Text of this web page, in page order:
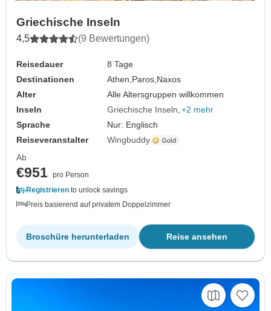
Griechische Inseln
4,5 (9 Bewertungen)
Reisedauer
8 Tage
Destinationen
Athen,Paros,Naxos
Alter
Alle Altersgruppen willkommen
Inseln
Griechische Inseln +2 mehr
Sprache
Nur: Englisch
Reiseveranstalter
Wingbuddy
Ab
€951 pro Person
Registrieren to unlock savings
Preis basierend auf privatem Doppelzimmer
Reise ansehen
Broschüre herunterladen